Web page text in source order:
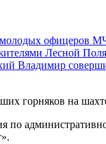
горняков на
по